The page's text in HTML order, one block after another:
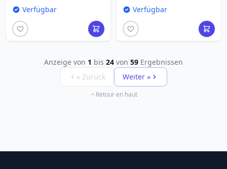
Verfügbar Verfügbar
Anzeige von 1 bis 24 von 59 Ergebnissen
« Zurück
Weiter »
Retour en haut